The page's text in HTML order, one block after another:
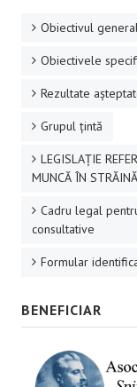
Obiectivul
Obiectivele
Rezultate
Grupul ţintă
LEGISLAȚIE
MUNCĂ ÎN
Cadru legal
consultative
Formular
BENEFICIAR